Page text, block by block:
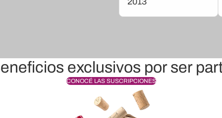
exclusivos por ser
CONOCÉ LAS SUSCRIPCIONES